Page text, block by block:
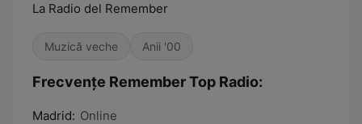
La Radio del Remember
Muzică veche Anii '00
Frecvențe Remember Top Radio:
Madrid: Online